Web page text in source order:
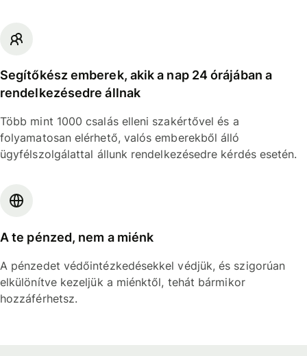
Segítőkész emberek, akik a nap 24 órájában a
rendelkezésedre állnak
Több mint 1000 csalás elleni szakértővel és a
folyamatosan elérhető, valós emberekből álló
ügyfélszolgálattal állunk rendelkezésedre kérdés esetén.
A te pénzed, nem a miénk
A pénzedet védőintézkedésekkel védjük, és szigorúan
elkülönítve kezeljük a miénktől, tehát bármikor
hozzáférhetsz.